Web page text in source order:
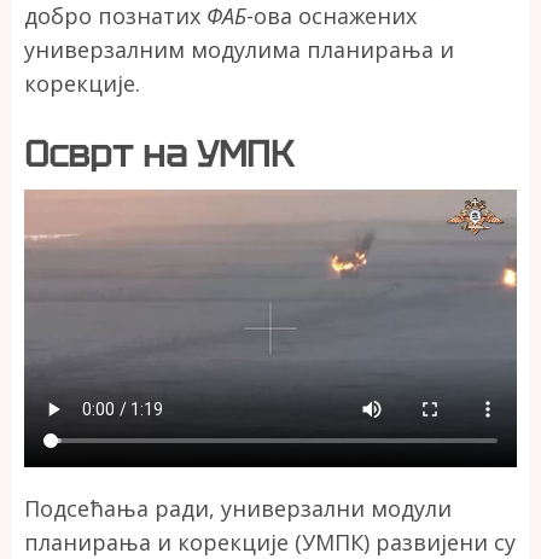
добро познатих ФАБ-ова оснажених
универзалним модулима планирања и
корекције.
Осврт на УМПК
Подсећања ради, универзални модули
планирања и корекције (УМПК) развијени су